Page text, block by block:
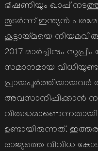
ഭീഷണിയും ഖാപ്പ്
തുടർന്ന് ഇന്ത്യൻ
കൂട്ടായ്മയെ
2017 മാർച്ചിനും
സമാനമായ
പ്രായപൂർത്തിയായവർ
അവസാനിപ്പിക്കാൻ
ഉണ്ടായിരുന്നത്.
രാജ്യത്തെ വിവിധ